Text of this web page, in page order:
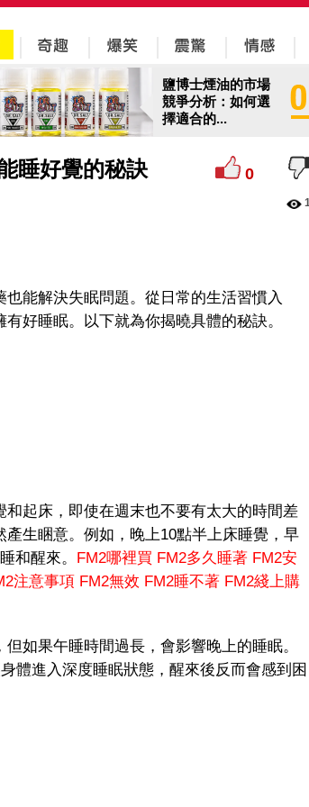
鹽博士煙油的市場
競爭分析：如何選
擇適合的...
睡好覺的秘訣 0
能解決失眠問題。從日常的生活習慣入
好睡眠。以下就為你揭曉具體的秘訣。
起床，即使在週末也不要有太大的時間差
生睏意。例如，晚上10點半上床睡覺，早
和醒來。 FM2哪裡買 FM2多久睡著 FM2安
注意事項 FM2無效 FM2睡不著 FM2綫上購
果午睡時間過長，會影響晚上的睡眠。
體進入深度睡眠狀態，醒來後反而會感到困